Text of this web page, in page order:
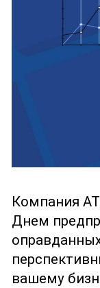
Компания
Днем
вашему